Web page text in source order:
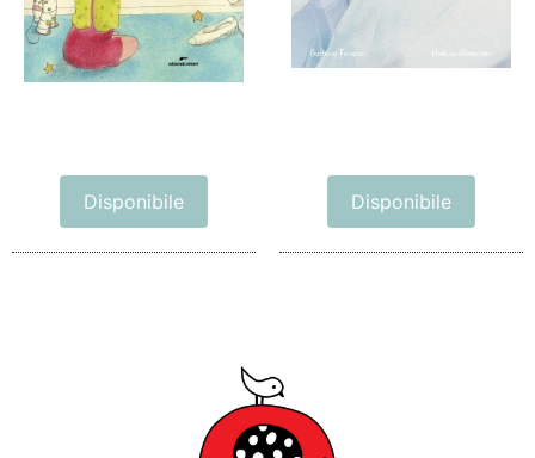
Disponibile Disponibile